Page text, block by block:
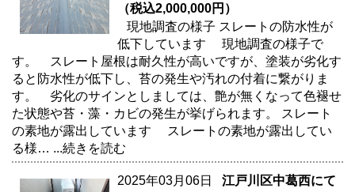
（税込2,000,000円）
現地調査の様子 スレートの防水性が
低下しています 現地調査の様子で
す。 スレート屋根は耐久性が高いですが、塗装が劣化す
ると防水性が低下し、苔の発生や汚れの付着に繋がりま
す。 劣化のサインとしましては、艶が無くなって色褪せ
た状態や苔・藻・カビの発生が挙げられます。 スレート
の素地が露出しています スレートの素地が露出してい
る様… ...続きを読む
2025年03月06日 江戸川区中葛西にて